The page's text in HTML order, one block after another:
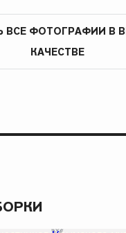
ВСЕ ФОТОГРАФИИ В
КАЧЕСТВЕ